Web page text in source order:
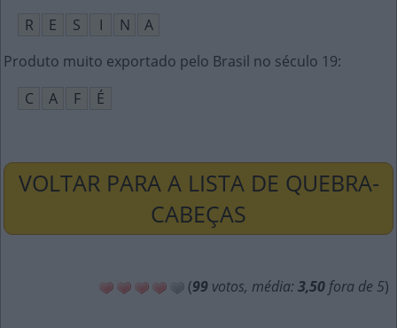
R
E S I N
A
Produto muito exportado pelo Brasil no século 19:
C
A F É
VOLTAR PARA A LISTA DE QUEBRA-
CABEÇAS
(99 votos, média: 3,50 fora de 5)